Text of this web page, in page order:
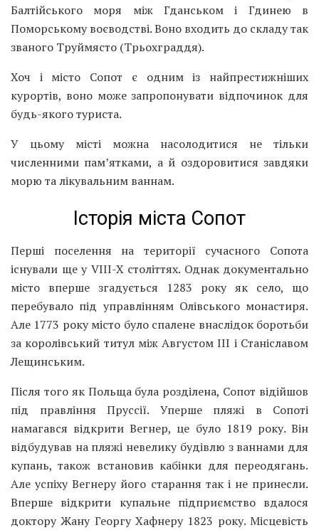
Балтійського моря між Гданськом і Гдинею в
Поморському воєводстві. Воно входить до складу так
званого Труймясто (Трьохграддя).
Хоч і місто Сопот є одним із найпрестижніших
курортів, воно може запропонувати відпочинок для
будь-якого туриста.
У цьому місті можна насолодитися не тільки
численними пам’ятками, а й оздоровитися завдяки
морю та лікувальним ваннам.
Історія міста Сопот
Перші поселення на території сучасного Сопота
існували ще у VIII-X століттях. Однак документально
місто вперше згадується 1283 року як село, що
перебувало під управлінням Олівського монастиря.
Але 1773 року місто було спалене внаслідок боротьби
за королівський титул між Августом III і Станіславом
Лещинським.
Після того як Польща була розділена, Сопот відійшов
під правління Пруссії. Уперше пляжі в Сопоті
намагався відкрити Вегнер, це було 1819 року. Він
відбудував на пляжі невелику будівлю з ваннами для
купань, також встановив кабінки для переодягань.
Але успіху Вегнеру його старання так і не принесли.
Вперше відкрити купальне підприємство вдалося
доктору Жану Георгу Хафнеру 1823 року. Місцевість